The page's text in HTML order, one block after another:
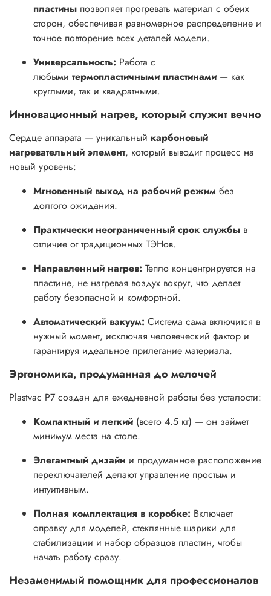
пластины позволяет прогревать материал с обеих
сторон, обеспечивая равномерное распределение и
точное повторение всех деталей модели.
Универсальность: Работа с
любыми термопластичными пластинами — как
круглыми, так и квадратными.
Инновационный нагрев, который служит вечно
Сердце аппарата — уникальный карбоновый
нагревательный элемент, который выводит процесс на
новый уровень:
Мгновенный выход на рабочий режим без
долгого ожидания.
Практически неограниченный срок службы в
отличие от традиционных ТЭНов.
Направленный нагрев: Тепло концентрируется на
пластине, не нагревая воздух вокруг, что делает
работу безопасной и комфортной.
Автоматический вакуум: Система сама включится в
нужный момент, исключая человеческий фактор и
гарантируя идеальное прилегание материала.
Эргономика, продуманная до мелочей
Plastvac P7 создан для ежедневной работы без усталости:
Компактный и легкий (всего 4.5 кг) — он займет
минимум места на столе.
Элегантный дизайн и продуманное расположение
переключателей делают управление простым и
интуитивным.
Полная комплектация в коробке: Включает
оправку для моделей, стеклянные шарики для
стабилизации и набор образцов пластин, чтобы
начать работу сразу.
Незаменимый помощник для профессионалов